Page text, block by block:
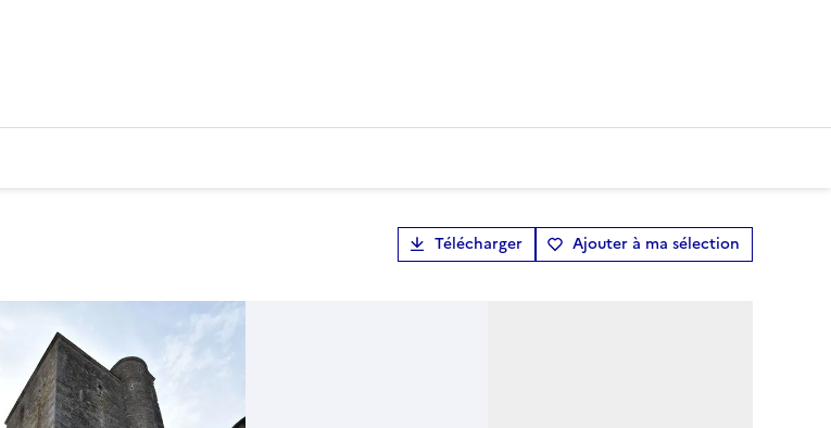
Télécharger Ajouter à ma sélection